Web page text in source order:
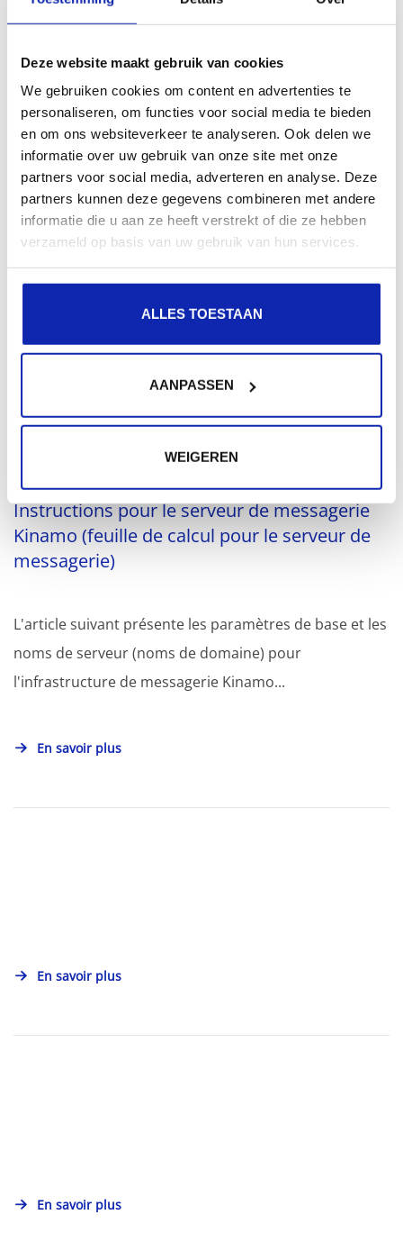
Deze website maakt gebruik van cookies
We gebruiken cookies om content en advertenties te
personaliseren, om functies voor social media te bieden
en om ons websiteverkeer te analyseren. Ook delen we
informatie over uw gebruik van onze site met onze
partners voor social media, adverteren en analyse. Deze
partners kunnen deze gegevens combineren met andere
informatie die u aan ze heeft verstrekt of die ze hebben
verzameld op basis van uw gebruik van hun services.
ALLES TOESTAAN
AANPASSEN
WEIGEREN
Instructions pour le serveur de messagerie
Kinamo (feuille de calcul pour le serveur de
messagerie)
L'article suivant présente les paramètres de base et les
noms de serveur (noms de domaine) pour
l'infrastructure de messagerie Kinamo...
En savoir plus
En savoir plus
En savoir plus